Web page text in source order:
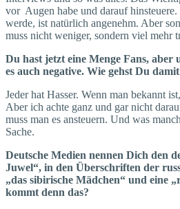
vor Augen habe und darauf
werde, ist natürlich angenehm. Aber
muss nicht weniger, sondern viel mehr
Du hast jetzt eine Menge Fans,
es auch negative. Wie gehst Du
Jeder hat Hasser. Wenn man bekannt
Aber ich achte ganz und gar nicht
muss man es ansteuern. Und was
Sache.
Deutsche Medien nennen Dich den
Juwel“, in den Überschriften der
„das sibirische Mädchen“ und eine
kommt denn das?